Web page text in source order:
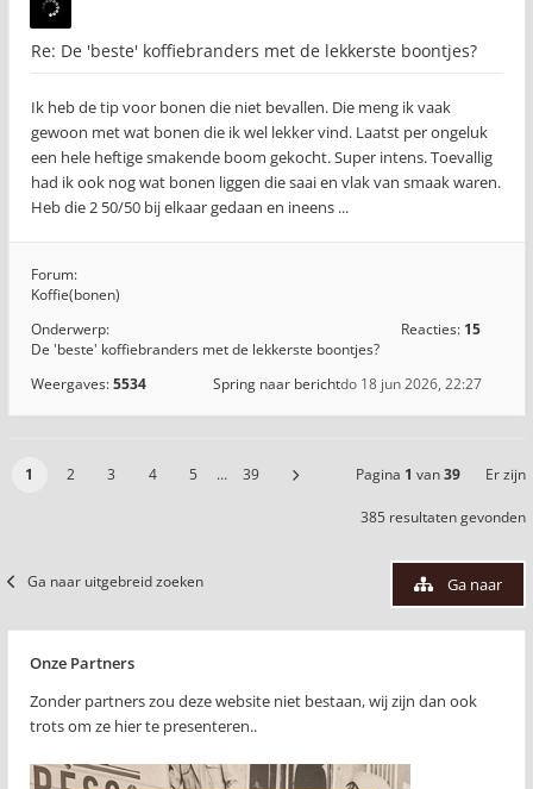
Re: De 'beste' koffiebranders met de lekkerste boontjes?
Ik heb de tip voor bonen die niet bevallen. Die meng ik vaak
gewoon met wat bonen die ik wel lekker vind. Laatst per ongeluk
een hele heftige smakende boom gekocht. Super intens. Toevallig
had ik ook nog wat bonen liggen die saai en vlak van smaak waren.
Heb die 2 50/50 bij elkaar gedaan en ineens ...
Forum:
Koffie(bonen)
Onderwerp:
De 'beste' koffiebranders met de lekkerste boontjes?
Reacties: 15
Weergaves:5534 do 18 jun 2026, 22:27
Spring naar bericht
1 2 3 4 5 … 39 Pagina 1 van39 Er zijn
385 resultaten gevonden
Ga naar uitgebreid zoeken Ga naar
Onze Partners
Zonder partners zou deze website niet bestaan, wij zijn dan ook
trots om ze hier te presenteren..